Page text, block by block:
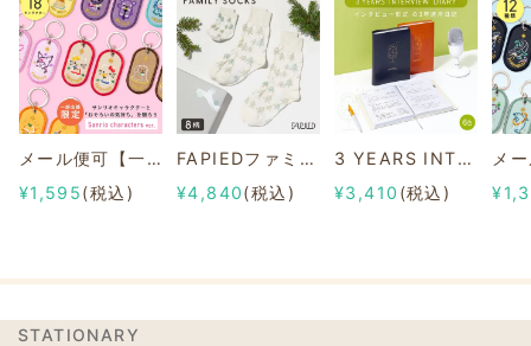
メール便可【一部店舗限定】2/8b PAIR KEY RING Sanrio characters ver.
¥1,595(税込)
FAPIEDファミリーソックスセット 総柄
¥4,840(税込)
3 YEARS INTERVIEW DIARY
¥3,410 (税込)
STATIONARY